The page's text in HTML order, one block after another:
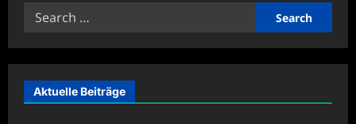
Search
Aktuelle Beiträge